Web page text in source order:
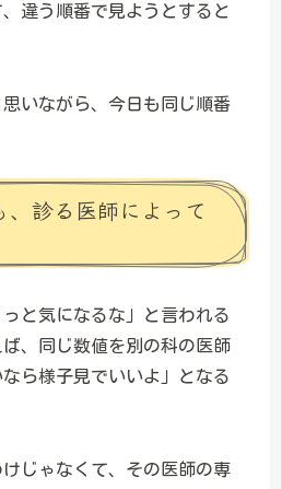
違う順番で見ようとすると
いながら、今日も同じ順番
診る医師によって
と気になるな」と言われる
、同じ数値を別の科の医師
ら様子見でいいよ」となる
じゃなくて、その医師の専